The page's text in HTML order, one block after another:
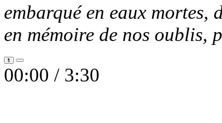
embarqué en eaux mortes,
en mémoire de nos oublis,
00:00 / 3:30